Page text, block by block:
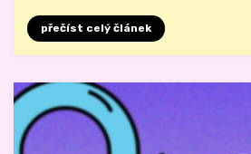
přečíst celý článek